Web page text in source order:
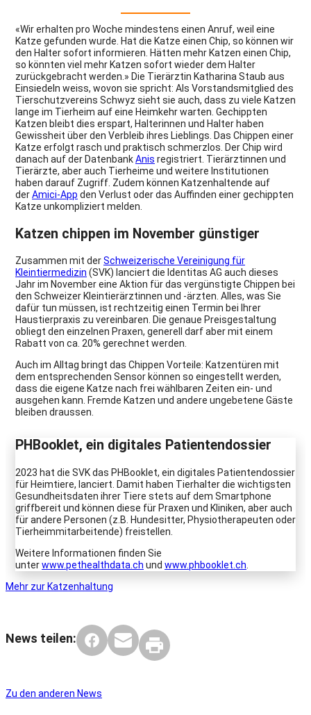
«Wir erhalten pro Woche mindestens einen Anruf, weil eine
Katze gefunden wurde. Hat die Katze einen Chip, so können wir
den Halter sofort informieren. Hätten mehr Katzen einen Chip,
so könnten viel mehr Katzen sofort wieder dem Halter
zurückgebracht werden.» Die Tierärztin Katharina Staub aus
Einsiedeln weiss, wovon sie spricht: Als Vorstandsmitglied des
Tierschutzvereins Schwyz sieht sie auch, dass zu viele Katzen
lange im Tierheim auf eine Heimkehr warten. Gechippten
Katzen bleibt dies erspart, Halterinnen und Halter haben
Gewissheit über den Verbleib ihres Lieblings. Das Chippen einer
Katze erfolgt rasch und praktisch schmerzlos. Der Chip wird
danach auf der DatenbankAnis registriert. Tierärztinnen und
Tierärzte, aber auch Tierheime und weitere Institutionen
haben darauf Zugriff. Zudem können Katzenhaltende auf
derAmici-App den Verlust oder das Auffinden einer gechippten
Katze unkompliziert melden.
Katzen chippen im November günstiger
Zusammen mit derSchweizerische Vereinigung für
Kleintiermedizin (SVK) lanciert die Identitas AG auch dieses
Jahr im November eine Aktion für das vergünstigte Chippen bei
den Schweizer Kleintierärztinnen und -ärzten. Alles, was Sie
dafür tun müssen, ist rechtzeitig einen Termin bei Ihrer
Haustierpraxis zu vereinbaren. Die genaue Preisgestaltung
obliegt den einzelnen Praxen, generell darf aber mit einem
Rabatt von ca. 20% gerechnet werden.
Auch im Alltag bringt das Chippen Vorteile: Katzentüren mit
dem entsprechenden Sensor können so eingestellt werden,
dass die eigene Katze nach frei wählbaren Zeiten ein- und
ausgehen kann. Fremde Katzen und andere ungebetene Gäste
bleiben draussen.
PHBooklet, ein digitales Patientendossier
2023 hat die SVK das PHBooklet, ein digitales Patientendossier
für Heimtiere, lanciert. Damit haben Tierhalter die wichtigsten
Gesundheitsdaten ihrer Tiere stets auf dem Smartphone
griffbereit und können diese für Praxen und Kliniken, aber auch
für andere Personen (z.B. Hundesitter, Physiotherapeuten oder
Tierheimmitarbeitende) freistellen.
Weitere Informationen finden Sie
unterwww.pethealthdata.ch und www.phbooklet.ch
Mehr zur Katzenhaltung
News teilen:
Zu den anderen News